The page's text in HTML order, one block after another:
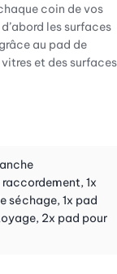
coin de vos
les surfaces
au pad de
et des surfaces
ce système est
servez sans le
manière
optimalement
1x
séchage, 1x pad
2x pad pour